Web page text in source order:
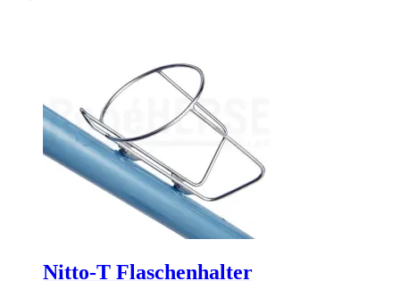
Nitto-T Flaschenhalter